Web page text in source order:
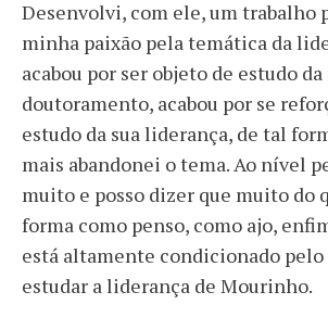
Desenvolvi, com ele, um trabalho
minha paixão pela temática da
acabou por ser objeto de estudo
doutoramento, acabou por se
estudo da sua liderança, de tal
mais abandonei o tema. Ao nível
muito e posso dizer que muito do
forma como penso, como ajo,
está altamente condicionado pelo
estudar a liderança de Mourinho.